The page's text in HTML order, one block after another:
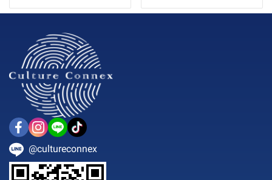
@cultureconnex